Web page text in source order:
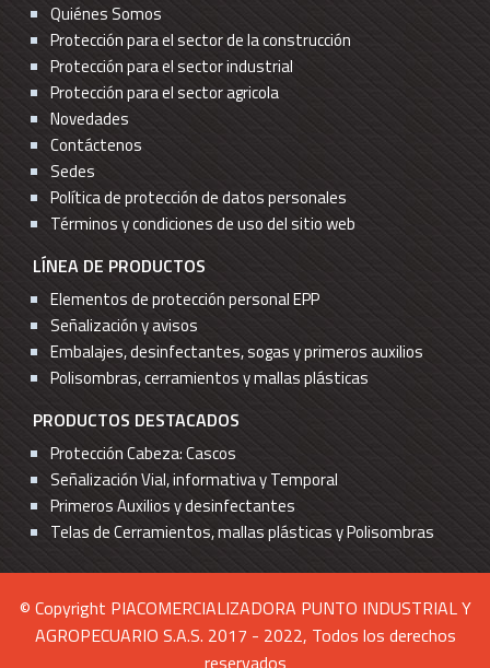
Quiénes Somos
Protección para el sector de la construcción
Protección para el sector industrial
Protección para el sector agricola
Novedades
Contáctenos
Sedes
Política de protección de datos personales
Términos y condiciones de uso del sitio web
LÍNEA DE PRODUCTOS
Elementos de protección personal EPP
Señalización y avisos
Embalajes, desinfectantes, sogas y primeros auxilios
Polisombras, cerramientos y mallas plásticas
PRODUCTOS DESTACADOS
Protección Cabeza: Cascos
Señalización Vial, informativa y Temporal
Primeros Auxilios y desinfectantes
Telas de Cerramientos, mallas plásticas y Polisombras
© Copyright PIACOMERCIALIZADORA PUNTO INDUSTRIAL Y
AGROPECUARIO S.A.S. 2017 - 2022, Todos los derechos
reservados